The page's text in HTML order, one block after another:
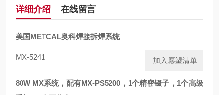
详细介绍 在线留言
美国METCAL奥科焊接拆焊系统
MX-5241 加入愿望清单
80W MX系统，配有MX-PS5200，1个精密镊子，1个高级